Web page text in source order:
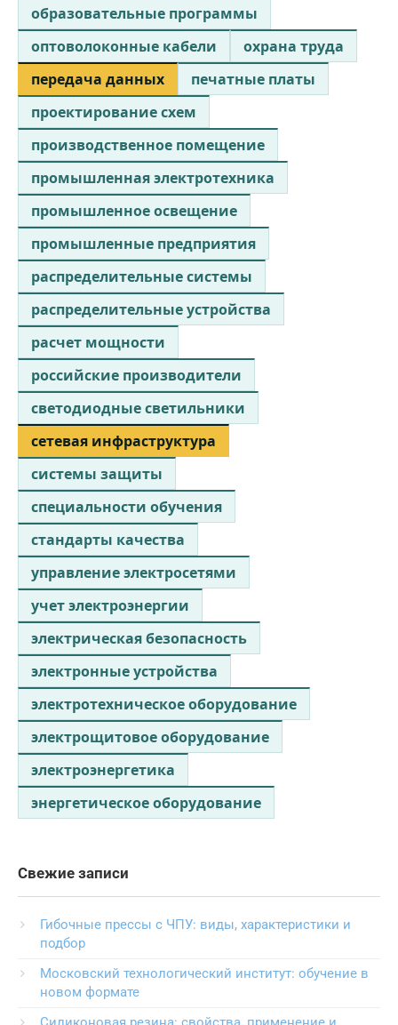
образовательные программы
оптоволоконные кабели
охрана труда
передача данных
печатные платы
проектирование схем
производственное помещение
промышленная электротехника
промышленное освещение
промышленные предприятия
распределительные системы
распределительные устройства
расчет мощности
российские производители
светодиодные светильники
сетевая инфраструктура
системы защиты
специальности обучения
стандарты качества
управление электросетями
учет электроэнергии
электрическая безопасность
электронные устройства
электротехническое оборудование
электрощитовое оборудование
электроэнергетика
энергетическое оборудование
Свежие записи
Гибочные прессы с ЧПУ: виды, характеристики и
подбор
Московский технологический институт: обучение в
новом формате